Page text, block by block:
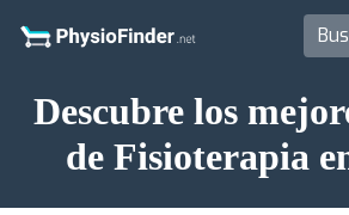
Descubre los
de Fisioterapia